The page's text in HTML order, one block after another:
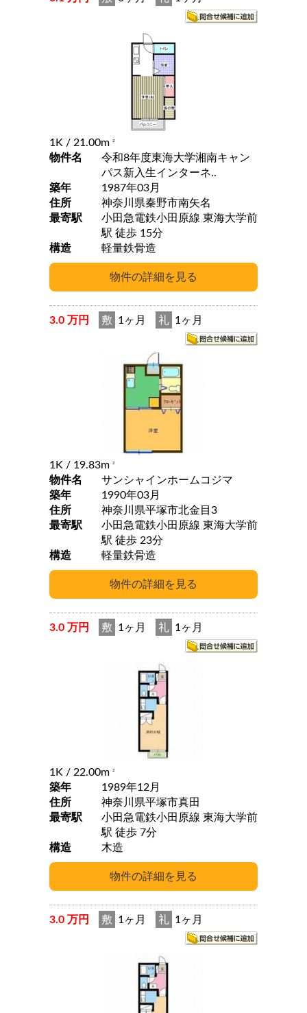
1K / 21.00m 2
物件名
令和8年度東海大学湘南キャン
パス新入生インターネ..
築年
1987年03月
住所
神奈川県秦野市南矢名
最寄駅
小田急電鉄小田原線 東海大学前
駅 徒歩 15分
構造
軽量鉄骨造
3.0 万円 敷 1ヶ月 礼 1ヶ月
1K / 19.83m 2
物件名
サンシャインホームコジマ
築年
1990年03月
住所
神奈川県平塚市北金目3
最寄駅
小田急電鉄小田原線 東海大学前
駅 徒歩 23分
構造
軽量鉄骨造
3.0 万円 敷 1ヶ月 礼 1ヶ月
1K / 22.00m 2
築年
1989年12月
住所
神奈川県平塚市真田
最寄駅
小田急電鉄小田原線 東海大学前
駅 徒歩 7分
構造
木造
3.0 万円 敷 1ヶ月 礼 1ヶ月